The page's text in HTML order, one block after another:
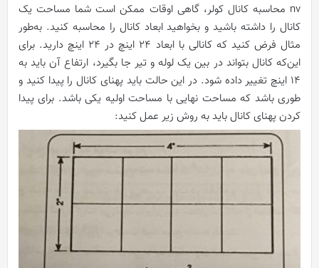
nv محاسبه کانال کولر، گاهی اوقات ممکن است شما مساحت یک
کانال را داشته باشید و بخواهید ابعاد کانال را محاسبه کنید. به‌طور
مثال فرض کنید که کانالی با ابعاد 24 اینچ در 24 اینچ دارید. برای
این‌که کانال بتواند در بین یک لوله و تیر جا بگیرد، ارتفاع آن باید به
14 اینچ تغییر داده شود. در این حالت باید پهنای کانال را پیدا کنید و
طوری باشد که مساحت نهایی با مساحت اولیه یکی باشد. برای پیدا
کردن پهنای کانال باید به روش زیر عمل کنید: